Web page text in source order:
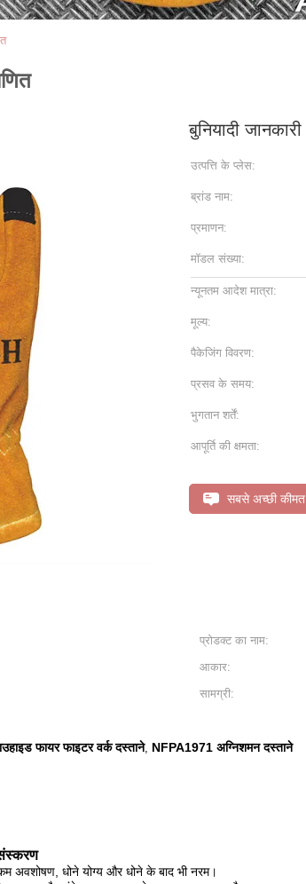
बुनियादी जानकारी
उत्पत्ति के प्लेस:
ब्रांड नाम:
प्रमाणन:
मॉडल संख्या:
न्यूनतम आदेश मात्रा:
मूल्य:
पैकेजिंग विवरण:
प्रसव के समय:
भुगतान शर्तें:
आपूर्ति की क्षमता:
सबसे अच्छी कीमत
प्रोडक्ट का नाम:
आकार:
सामग्री:
फायर फाइटर वर्क दस्ताने, NFPA1971 अग्निशमन दस्ताने
अवशोषण, धोने योग्य और धोने के बाद भी नरम।